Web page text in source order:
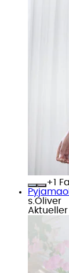
+
s.Oliver
Aktueller